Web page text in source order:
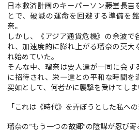
コミックエッセイ
閉じる
日本救済計画のキーパーソン――藤堂長
とで、破滅の運命を回避する準備を
奈。
しかし、《アジア通貨危機》の余波で
れ、加速度的に膨れ上がる瑠奈の莫大
れ始めていた。
そんな中、瑠奈は要人達が一同に会す
に招待され、栄一達との平和な時間を
突如として、何者かに襲撃を受けてしまい
「これは《時代》を弄ぼうとした私への
瑠奈の”もう一つの故郷”の陰謀が忍び寄